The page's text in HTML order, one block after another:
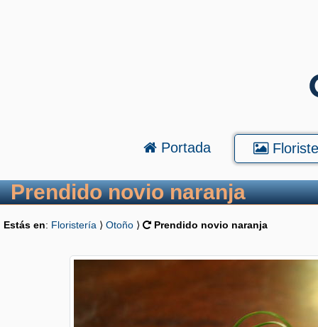
Portada
Prendido novio naranja
Estás en: Floristería ⟩ Otoño ⟩ Prendido novio naranja